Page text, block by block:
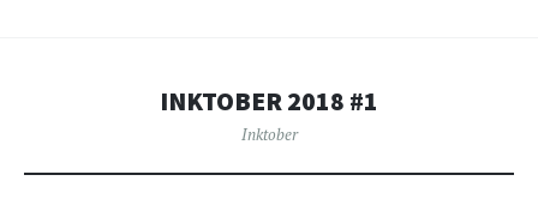
INKTOBER 2018 #1
Inktober